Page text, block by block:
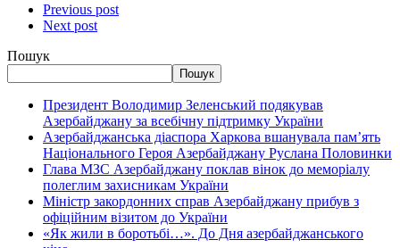
Previous post
Next post
Пошук
Пошук
Президент Володимир Зеленський подякував
Азербайджану за всебічну підтримку України
Азербайджанська діаспора Харкова вшанувала пам’ять
Національного Героя Азербайджану Руслана Половинки
Глава МЗС Азербайджану поклав вінок до меморіалу
полеглим захисникам України
Міністр закордонних справ Азербайджану прибув з
офіційним візитом до України
«Як жили в боротьбі…». До Дня азербайджанського